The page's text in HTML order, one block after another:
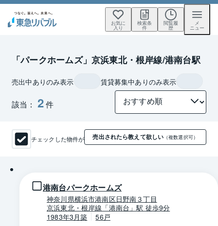
お気に
入り
検索条
件
閲覧履
歴
メ
ニュー
「パークホームズ」京浜東北・根岸線/港南台駅
該当： 2件
売出中ありのみ表示 賃貸募集中ありのみ表示
チェックした物件が 売出されたら教えて欲しい （複数選択可）
港南台パークホームズ
神奈川県横浜市港南区日野南３丁目
京浜東北・根岸線「港南台」駅 徒歩9分
1983年3月築
56戸